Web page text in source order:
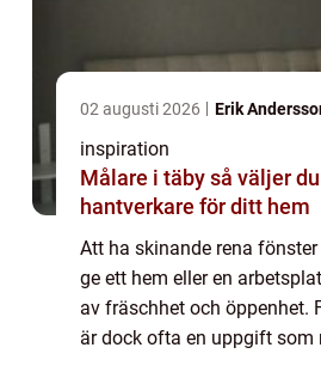
02 augusti 2026 Erik
inspiration
Målare i täby så väljer du rätt
hantverkare för ditt hem
Att ha skinande rena
ge ett hem eller en
av fräschhet och öppenhet.
är dock ofta en uppgift som